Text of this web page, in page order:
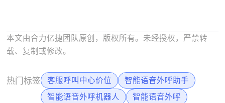
本文由合力亿捷团队原创，版权所有。未经授权，严禁转
载、复制或修改。
热门标签 客服呼叫中心价位
智能语音外呼助手
智能语音外呼机器人
智能语音外呼